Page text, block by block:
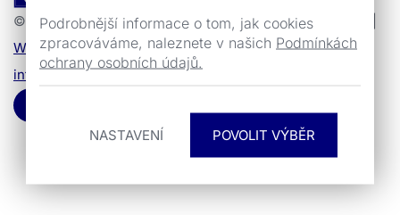
Podrobnější informace o tom, jak cookies
zpracováváme, naleznete v našich Podmínkách
ochrany osobních údajů.
NASTAVENÍ
© 1990 - 2026 ZLINSTAV a.s. | Všechna práva vyhrazena |
Whistleblowing|Compliance| Tvorba webuUVM
interactive